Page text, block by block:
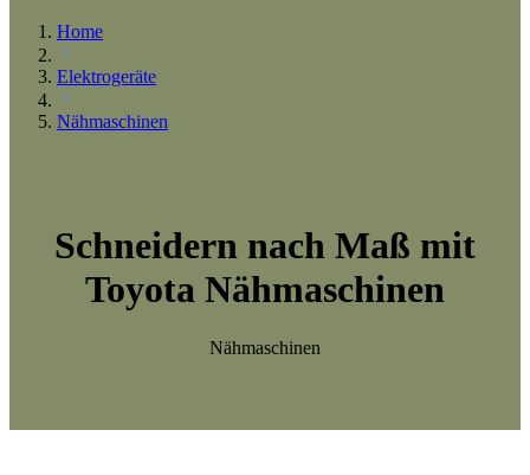
Home
Elektrogeräte
Nähmaschinen
Schneidern nach Maß mit
Toyota Nähmaschinen
Nähmaschinen